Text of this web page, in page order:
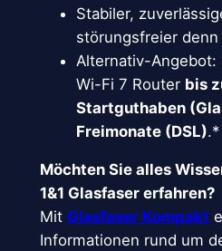
Stabiler,
störungsfreier denn
Alternativ-
Wi-Fi 7 Router bis
Startguthaben
Freimonate (DSL).*
Möchten Sie alles
1&1 Glasfaser erfahren?
Mit Glasfaser Kompakt
Informationen rund um